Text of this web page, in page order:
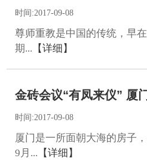
时间:2017-09-08
尊师重教是中国的传统，早
期... 【详细】
金砖会议“有凤来仪” 厦
时间:2017-09-08
厦门是一所面朝大海的房子
9月... 【详细】